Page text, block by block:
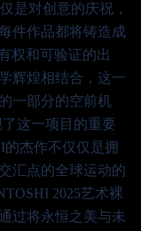
是对创意的庆祝，
件作品都将铸造成
权和可验证的出
辉煌相结合，这一
一部分的空前机
这一项目的重要
的杰作不仅仅是拥
汇点的全球运动的
2025艺术裸
过将永恒之美与未